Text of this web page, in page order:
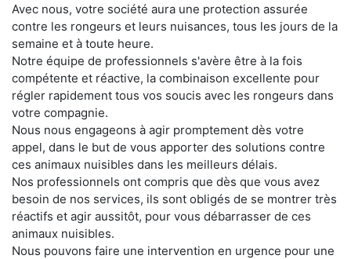
Avec nous, votre société aura une protection assurée
contre les rongeurs et leurs nuisances, tous les jours de la
semaine et à toute heure.
Notre équipe de professionnels s'avère être à la fois
compétente et réactive, la combinaison excellente pour
régler rapidement tous vos soucis avec les rongeurs dans
votre compagnie.
Nous nous engageons à agir promptement dès votre
appel, dans le but de vous apporter des solutions contre
ces animaux nuisibles dans les meilleurs délais.
Nos professionnels ont compris que dès que vous avez
besoin de nos services, ils sont obligés de se montrer très
réactifs et agir aussitôt, pour vous débarrasser de ces
animaux nuisibles.
Nous pouvons faire une intervention en urgence pour une